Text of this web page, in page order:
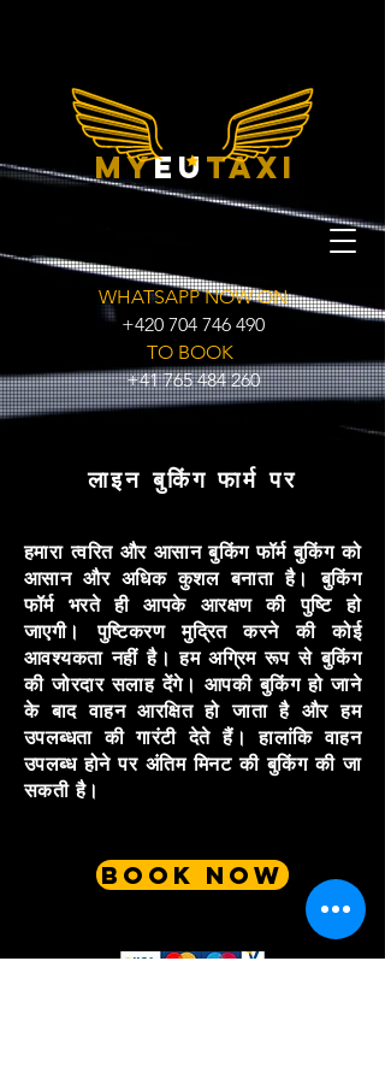
myeu taxi
WHATSAPP NOW ON
+420 704 746 490
TO BOOK
+41 765 484 260
लाइन बुकिंग फार्म पर
हमारा त्वरित और आसान बुकिंग फॉर्म बुकिंग को
आसान और अधिक कुशल बनाता है। बुकिंग
फॉर्म भरते ही आपके आरक्षण की पुष्टि हो
जाएगी। पुष्टिकरण मुद्रित करने की कोई
आवश्यकता नहीं है। हम अग्रिम रूप से बुकिंग
की जोरदार सलाह देंगे। आपकी बुकिंग हो जाने
के बाद वाहन आरक्षित हो जाता है और हम
उपलब्धता की गारंटी देते हैं। हालांकि वाहन
उपलब्ध होने पर अंतिम मिनट की बुकिंग की जा
सकती है।
BOOK NOW